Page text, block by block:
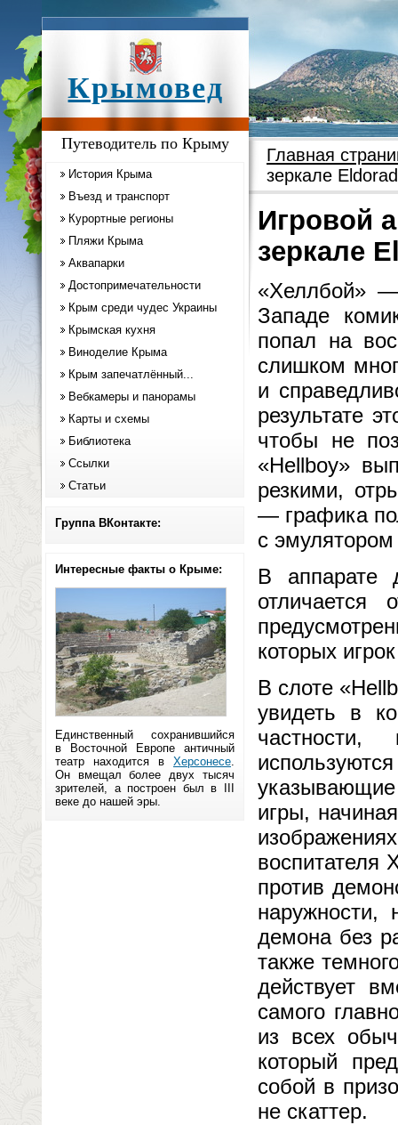
Крымовед
Путеводитель по Крыму
История Крыма
Въезд и транспорт
Курортные регионы
Пляжи Крыма
Аквапарки
Достопримечательности
Крым среди чудес Украины
Крымская кухня
Виноделие Крыма
Крым запечатлённый...
Вебкамеры и панорамы
Карты и схемы
Библиотека
Ссылки
Статьи
Группа ВКонтакте:
Интересные факты о Крыме:
Единственный сохранившийся
в Восточной Европе античный
театр находится в Херсонесе.
Он вмещал более двух тысяч
зрителей, а построен был в III
веке до нашей эры.
Главная
зеркале
Игровой
зеркале
«Хеллбой»
Западе
попал на
слишком
и
результате
чтобы не
«Hellboy»
резкими,
— графика
с
В аппарате
отличается
которых
В слоте
увидеть в
игры,
воспитателя
против
наружности,
демона без
также
действует
самого
из всех
который
собой в
не скаттер.